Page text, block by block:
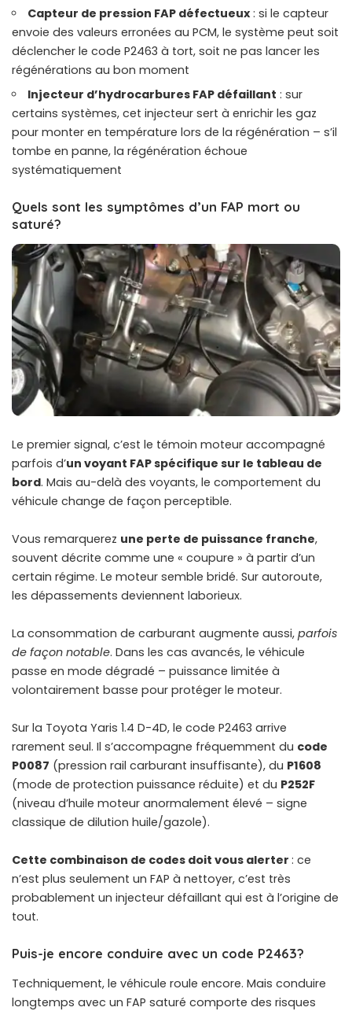
Capteur de pression FAP défectueux: si le capteur
envoie des valeurs erronées au PCM, le système peut soit
déclencher le code P2463 à tort, soit ne pas lancer les
régénérations au bon moment
Injecteur d’hydrocarbures FAP défaillant : sur
certains systèmes, cet injecteur sert à enrichir les gaz
pour monter en température lors de la régénération – s’il
tombe en panne, la régénération échoue
systématiquement
Quels sont les symptômes d’un FAP mort ou
saturé?
Le premier signal, c’est le témoin moteur accompagné
parfois d’un voyant FAP spécifique sur le tableau de
bord. Mais au-delà des voyants, le comportement du
véhicule change de façon perceptible.
Vous remarquerez une perte de puissance franche,
souvent décrite comme une « coupure » à partir d’un
certain régime. Le moteur semble bridé. Sur autoroute,
les dépassements deviennent laborieux.
La consommation de carburant augmente aussi, parfois
de façon notable. Dans les cas avancés, le véhicule
passe en mode dégradé – puissance limitée à
volontairement basse pour protéger le moteur.
Sur la Toyota Yaris 1.4 D-4D, le code P2463 arrive
rarement seul. Il s’accompagne fréquemment du code
P0087 (pression rail carburant insuffisante), du P1608
(mode de protection puissance réduite) et du P252F
(niveau d’huile moteur anormalement élevé – signe
classique de dilution huile/gazole).
Cette combinaison de codes doit vous alerter : ce
n’est plus seulement un FAP à nettoyer, c’est très
probablement un injecteur défaillant qui est à l’origine de
tout.
Puis-je encore conduire avec un code P2463?
Techniquement, le véhicule roule encore. Mais conduire
longtemps avec un FAP saturé comporte des risques